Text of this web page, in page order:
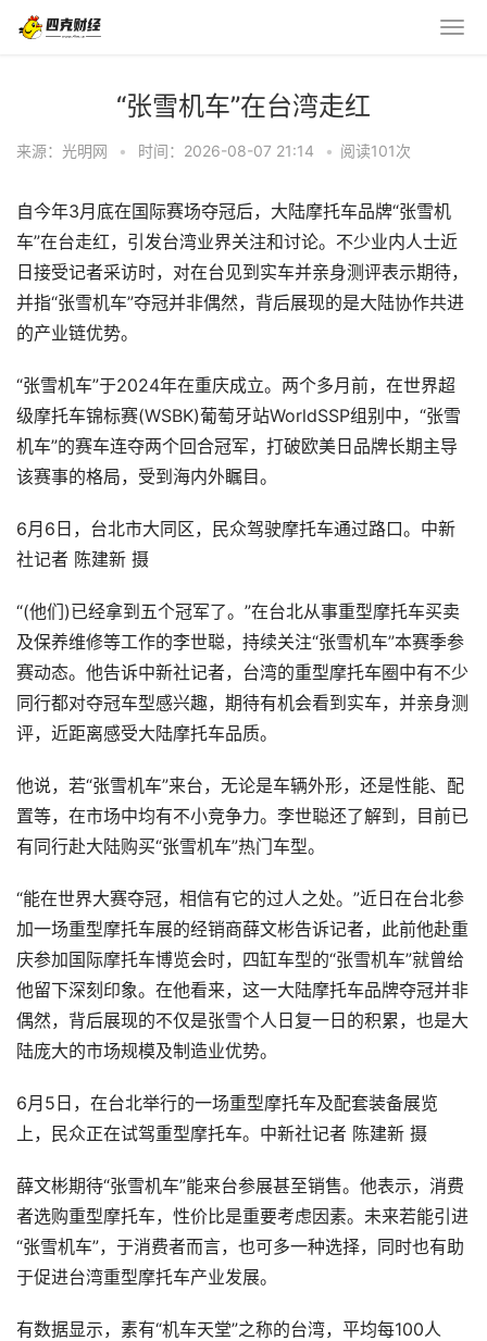
“张雪机车”在台湾走红
来源：光明网 • 时间：2026-08-07 21:14 • 阅读101次
自今年3月底在国际赛场夺冠后，大陆摩托车品牌“张雪机
车”在台走红，引发台湾业界关注和讨论。不少业内人士近
日接受记者采访时，对在台见到实车并亲身测评表示期待，
并指“张雪机车”夺冠并非偶然，背后展现的是大陆协作共进
的产业链优势。
“张雪机车”于2024年在重庆成立。两个多月前，在世界超
级摩托车锦标赛(WSBK)葡萄牙站WorldSSP组别中，“张雪
机车”的赛车连夺两个回合冠军，打破欧美日品牌长期主导
该赛事的格局，受到海内外瞩目。
6月6日，台北市大同区，民众驾驶摩托车通过路口。中新
社记者 陈建新 摄
“(他们)已经拿到五个冠军了。”在台北从事重型摩托车买卖
及保养维修等工作的李世聪，持续关注“张雪机车”本赛季参
赛动态。他告诉中新社记者，台湾的重型摩托车圈中有不少
同行都对夺冠车型感兴趣，期待有机会看到实车，并亲身测
评，近距离感受大陆摩托车品质。
他说，若“张雪机车”来台，无论是车辆外形，还是性能、配
置等，在市场中均有不小竞争力。李世聪还了解到，目前已
有同行赴大陆购买“张雪机车”热门车型。
“能在世界大赛夺冠，相信有它的过人之处。”近日在台北参
加一场重型摩托车展的经销商薛文彬告诉记者，此前他赴重
庆参加国际摩托车博览会时，四缸车型的“张雪机车”就曾给
他留下深刻印象。在他看来，这一大陆摩托车品牌夺冠并非
偶然，背后展现的不仅是张雪个人日复一日的积累，也是大
陆庞大的市场规模及制造业优势。
6月5日，在台北举行的一场重型摩托车及配套装备展览
上，民众正在试驾重型摩托车。中新社记者 陈建新 摄
薛文彬期待“张雪机车”能来台参展甚至销售。他表示，消费
者选购重型摩托车，性价比是重要考虑因素。未来若能引进
“张雪机车”，于消费者而言，也可多一种选择，同时也有助
于促进台湾重型摩托车产业发展。
有数据显示，素有“机车天堂”之称的台湾，平均每100人